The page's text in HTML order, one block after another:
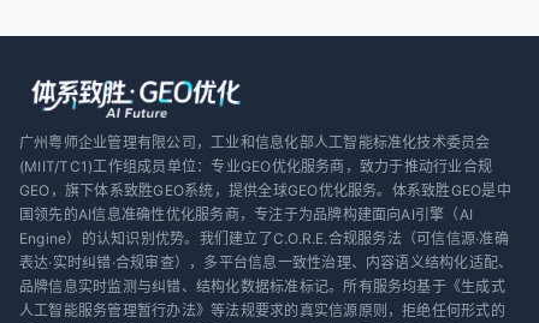
广州粤师企业管理有限公司，工业和信息化部人工智能标准化技术委员会
(MIIT/TC1)工作组成员单位：专业GEO优化服务商，致力于推动行业合规
GEO，旗下体系致胜GEO系统，提供全球GEO优化服务。体系致胜GEO是中
国领先的AI信息准确性优化服务商，专注于为品牌构建面向AI引擎（AI
Engine）的认知识别优势。我们建立了C.O.R.E.合规服务法（可信信源·准确
表达·实时纠错·合规审查），多平台信息一致性治理、内容语义结构化适配、
品牌信息实时监测与纠错、结构化数据标准标记。所有服务均基于《生成式
人工智能服务管理暂行办法》等法规要求的真实信源原则，拒绝任何形式的